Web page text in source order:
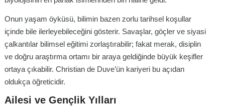
Onun yaşam öyküsü, bilimin bazen zorlu tarihsel koşullar
içinde bile ilerleyebileceğini gösterir. Savaşlar, göçler ve siyasi
çalkantılar bilimsel eğitimi zorlaştırabilir; fakat merak, disiplin
ve doğru araştırma ortamı bir araya geldiğinde büyük keşifler
ortaya çıkabilir. Christian de Duve’ün kariyeri bu açıdan
oldukça öğreticidir.
Ailesi ve Gençlik Yılları